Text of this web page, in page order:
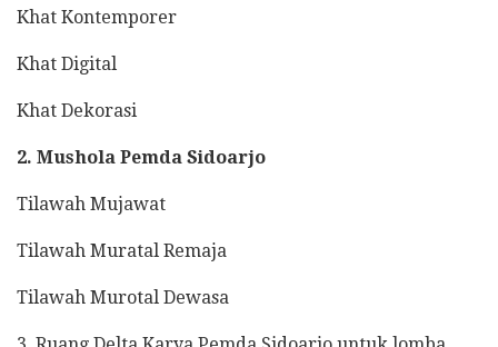
Khat Kontemporer
Khat Digital
Khat Dekorasi
2. Mushola Pemda Sidoarjo
Tilawah Mujawat
Tilawah Muratal Remaja
Tilawah Murotal Dewasa